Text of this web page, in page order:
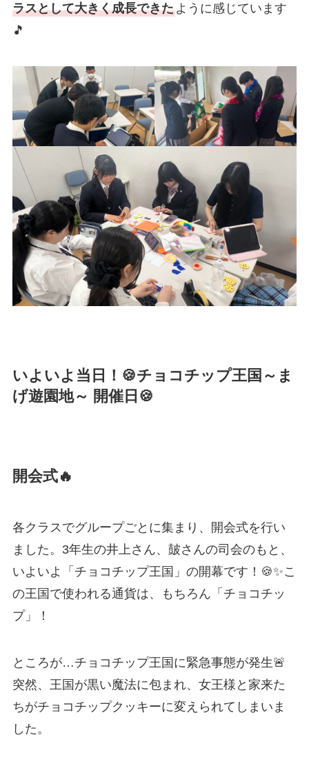
ラスとして大きく成長できたように感じています
🎵
いよいよ当日！🍪チョコチップ王国～ま
げ遊園地～ 開催日🍪
開会式🔥
各クラスでグループごとに集まり、開会式を行い
ました。3年生の井上さん、皷さんの司会のもと、
いよいよ「チョコチップ王国」の開幕です！🍪✨こ
の王国で使われる通貨は、もちろん「チョコチッ
プ」！
ところが…チョコチップ王国に緊急事態が発生🚨
突然、王国が黒い魔法に包まれ、女王様と家来た
ちがチョコチップクッキーに変えられてしまいま
した。